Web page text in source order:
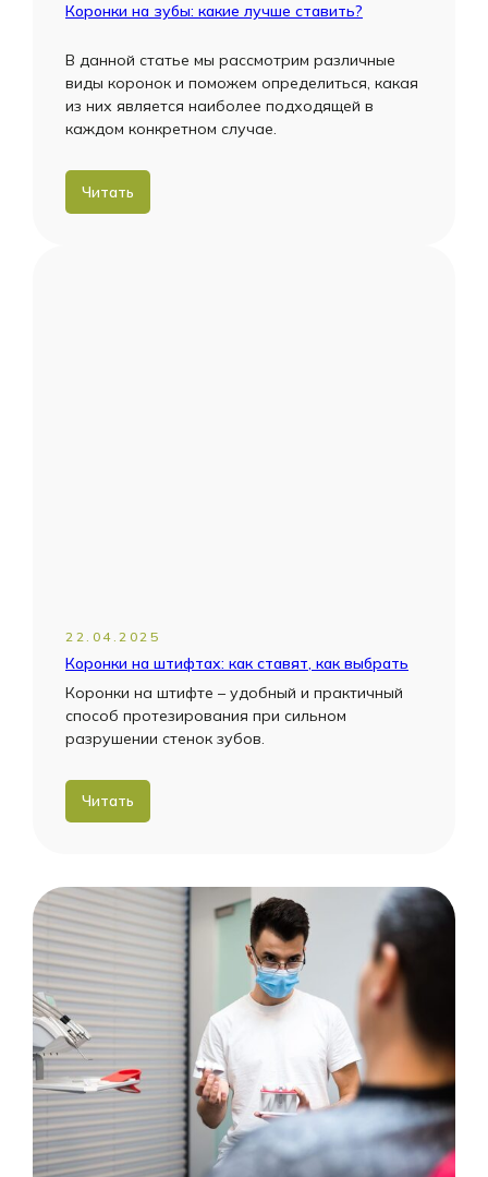
Коронки на зубы: какие лучше ставить?
В данной статье мы рассмотрим различные
виды коронок и поможем определиться, какая
из них является наиболее подходящей в
каждом конкретном случае.
Читать
22.04.2025
Коронки на штифтах: как ставят, как выбрать
Коронки на штифте – удобный и практичный
способ протезирования при сильном
разрушении стенок зубов.
Читать